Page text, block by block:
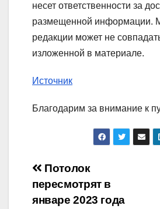
несет ответственности за
размещенной информации.
редакции может не
изложенной в материале.
Источник
Благодарим за внимание к
Навигация
по
Потолок
пересмотрят в
январе 2023 года